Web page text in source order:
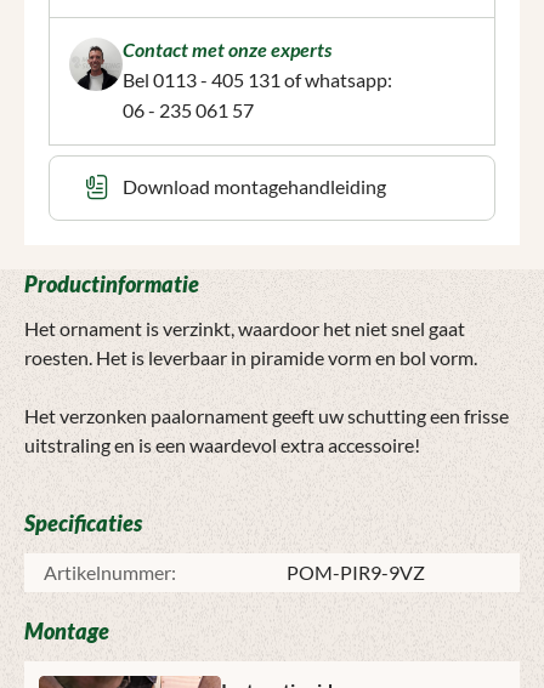
Contact met onze experts
Bel 0113 - 405 131 of whatsapp:
06 - 235 061 57
Download montagehandleiding
Productinformatie
Het ornament is verzinkt, waardoor het niet snel gaat
roesten. Het is leverbaar in piramide vorm en bol vorm.
Het verzonken paalornament geeft uw schutting een frisse
uitstraling en is een waardevol extra accessoire!
Specificaties
Artikelnummer: POM-PIR9-9VZ
Montage